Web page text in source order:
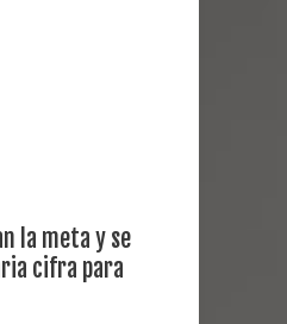
jornada de
la meta y se
cifra para